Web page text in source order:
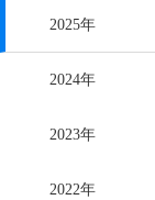
2025年
2024年
2023年
2022年